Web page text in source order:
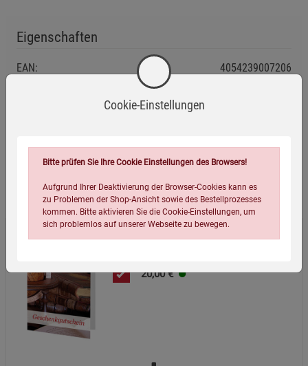
Eigenschaften
EAN:
4054239007206
Verpackungsgewicht:
Wird oft zusammen bestellt:
20,00 €
Cookie-Einstellungen
Bitte prüfen Sie Ihre Cookie Einstellungen des Browsers!
Aufgrund Ihrer Deaktivierung der Browser-Cookies kann es
zu Problemen der Shop-Ansicht sowie des Bestellprozesses
kommen. Bitte aktivieren Sie die Cookie-Einstellungen, um
sich problemlos auf unserer Webseite zu bewegen.